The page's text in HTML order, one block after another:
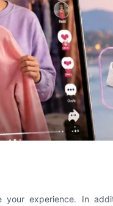
your experience. In